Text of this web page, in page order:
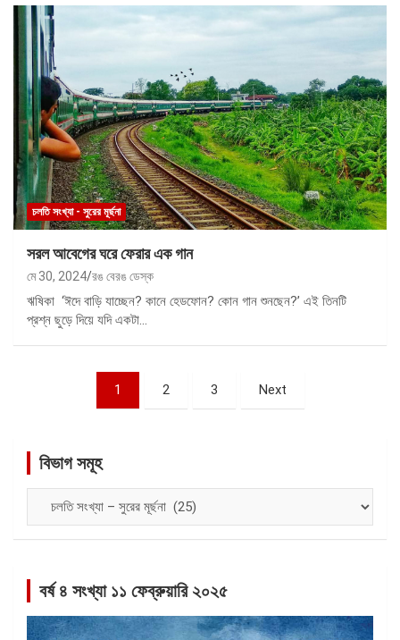
চলতি সংখ্যা - সুরের মূর্ছনা
সরল আবেগের ঘরে ফেরার এক গান
মে 30, 2024 রঙ বেরঙ ডেস্ক
ঋষিকা ‘ঈদে বাড়ি যাচ্ছেন? কানে হেডফোন? কোন গান শুনছেন?’ এই তিনটি
প্রশ্ন ছুড়ে দিয়ে যদি একটা…
1 2 3 Next
বিভাগ সমূহ
বর্ষ ৪ সংখ্যা ১১ ফেব্রুয়ারি ২০২৫